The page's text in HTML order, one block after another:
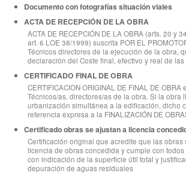
Documento con fotografías situación viales
ACTA DE RECEPCIÓN DE LA OBRA
ACTA DE RECEPCIÓN DE LA OBRA (arts. 20 y
art. 6 LOE 38/1999) suscrita POR EL
Técnicos directores de la ejecución de la obra,
declaración del Coste final, efectivo y real de las
CERTIFICADO FINAL DE OBRA
CERTIFICACION ORIGINAL DE FINAL DE
Técnicos/as, directores/as de la obra. Si la obra
urbanización simultánea a la edificación, dicho
referencia expresa a la FINALIZACIÓN DE
Certificado obras se ajustan a licencia
Certificación original que acredite que las obras
licencia de obras concedida y cumple con
con indicación de la superficie útil total y
depuración de aguas residuales